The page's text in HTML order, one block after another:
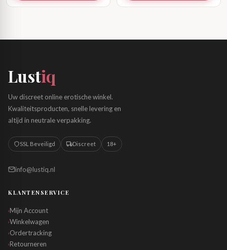
Lustiq
Uw discreet online erotische winkel.
Kwaliteitsproducten, snelle levering en
altijd in neutrale verpakking.
SSL Beveiligd Discreet 18+
info@lustiq.nl
KLANTENSERVICE
›Mijn Account
›Winkelwagen
›Ordertracking
›Retourneren